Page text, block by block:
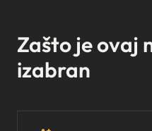
Zašto je ovaj
izabran